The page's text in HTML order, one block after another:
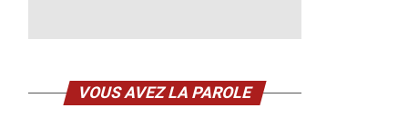
VOUS AVEZ LA PAROLE